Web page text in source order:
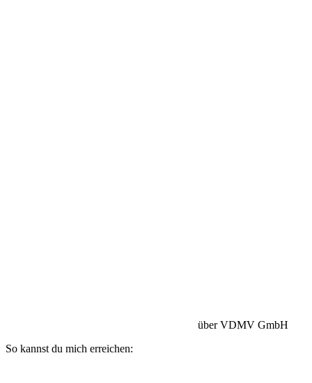
über VDMV GmbH
So kannst du mich erreichen: